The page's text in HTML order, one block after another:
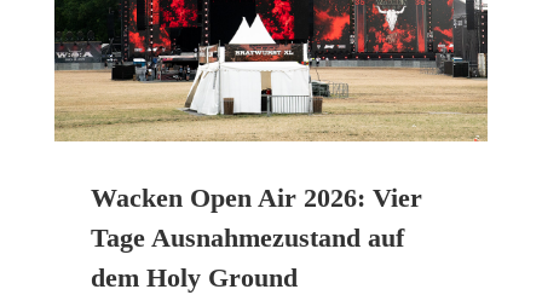
Wacken Open Air 2026: Vier
Tage Ausnahmezustand auf
dem Holy Ground